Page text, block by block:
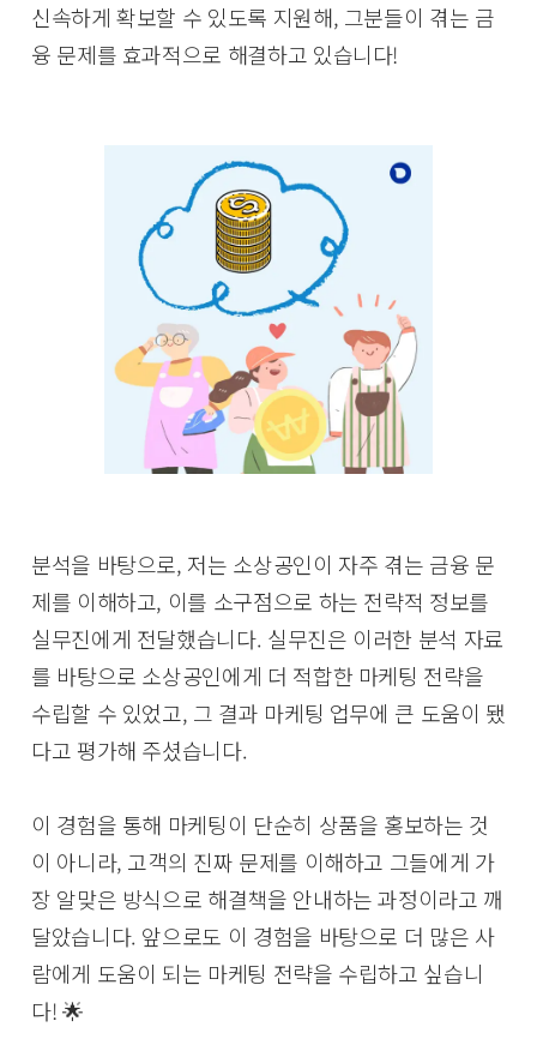
신속하게 확보할 수 있도록 지원해, 그분들이 겪는 금
융 문제를 효과적으로 해결하고 있습니다!
분석을 바탕으로, 저는 소상공인이 자주 겪는 금융 문
제를 이해하고, 이를 소구점으로 하는 전략적 정보를
실무진에게 전달했습니다. 실무진은 이러한 분석 자료
를 바탕으로 소상공인에게 더 적합한 마케팅 전략을
수립할 수 있었고, 그 결과 마케팅 업무에 큰 도움이 됐
다고 평가해 주셨습니다.
이 경험을 통해 마케팅이 단순히 상품을 홍보하는 것
이 아니라, 고객의 진짜 문제를 이해하고 그들에게 가
장 알맞은 방식으로 해결책을 안내하는 과정이라고 깨
달았습니다. 앞으로도 이 경험을 바탕으로 더 많은 사
람에게 도움이 되는 마케팅 전략을 수립하고 싶습니
다! 🌟